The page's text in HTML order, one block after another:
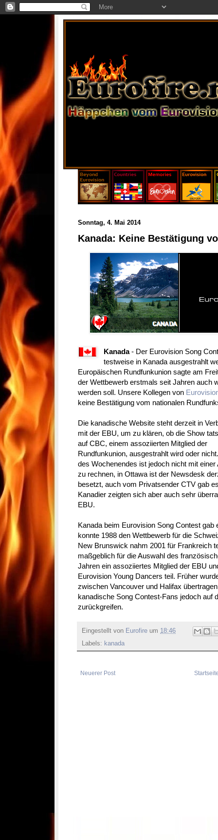
Sonntag, 4. Mai 2014
Kanada: Keine Bestätigung
Kanada- Der Eurovision Song
testweise in Kanada ausgestrahlt
Europäischen Rundfunkunion sagte am
der Wettbewerb erstmals seit Jahren auch
werden soll. Unsere Kollegen von
keine Bestätigung vom nationalen
Die kanadische Website steht derzeit in
mit der EBU, um zu klären, ob die Show
auf CBC, einem assoziierten Mitglied der
Rundfunkunion, ausgestrahlt wird oder
des Wochenendes ist jedoch nicht mit einer
zu rechnen, in Ottawa ist der Newsdesk
besetzt, auch vom Privatsender CTV gab
Kanadier zeigten sich aber auch sehr
EBU.
Kanada beim Eurovision Song Contest gab
konnte 1988 den Wettbewerb für die
New Brunswick nahm 2001 für Frankreich
maßgeblich für die Auswahl des
Jahren ein assoziiertes Mitglied der EBU
Eurovision Young Dancers teil. Früher
zwischen Vancouver und Halifax
kanadische Song Contest-Fans jedoch auf
zurückgreifen.
Eingestellt von Eurofire um 18:46
Labels: kanada
Neuerer Post